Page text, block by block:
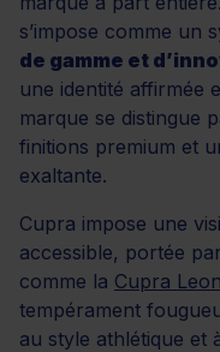
s’impose comme un
de gamme et
une identité affirmée
marque se distingue
finitions premium et
exaltante.
Cupra impose une
accessible, portée
comme la Cupra Leon
tempérament
au style athlétique et